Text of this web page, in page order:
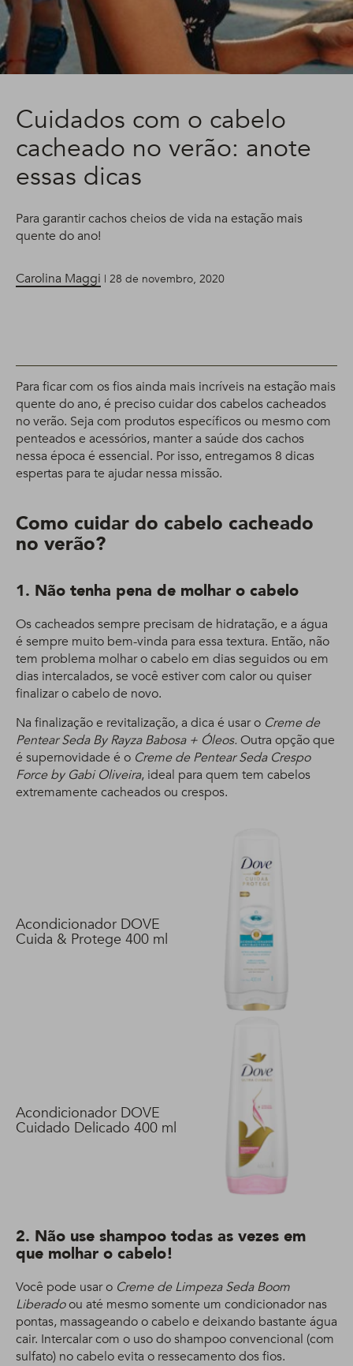
Cuidados com o cabelo
cacheado no verão: anote
essas dicas
Para garantir cachos cheios de vida na estação mais
quente do ano!
Carolina Maggi | 28 de novembro, 2020
Para ficar com os fios ainda mais incríveis na estação mais
quente do ano, é preciso cuidar dos cabelos cacheados
no verão. Seja com produtos específicos ou mesmo com
penteados e acessórios, manter a saúde dos cachos
nessa época é essencial. Por isso, entregamos 8 dicas
espertas para te ajudar nessa missão.
Como cuidar do cabelo cacheado
no verão?
1. Não tenha pena de molhar o cabelo
Os cacheados sempre precisam de hidratação, e a água
é sempre muito bem-vinda para essa textura. Então, não
tem problema molhar o cabelo em dias seguidos ou em
dias intercalados, se você estiver com calor ou quiser
finalizar o cabelo de novo.
Na finalização e revitalização, a dica é usar o Creme de
Pentear Seda By Rayza Babosa + Óleos. Outra opção que
é supernovidade é o Creme de Pentear Seda Crespo
Force by Gabi Oliveira, ideal para quem tem cabelos
extremamente cacheados ou crespos.
Acondicionador DOVE
Cuida & Protege 400 ml
Acondicionador DOVE
Cuidado Delicado 400 ml
2. Não use shampoo todas as vezes em
que molhar o cabelo!
Você pode usar o Creme de Limpeza Seda Boom
Liberadoou até mesmo somente um condicionador nas
pontas, massageando o cabelo e deixando bastante água
cair. Intercalar com o uso do shampoo convencional (com
sulfato) no cabelo evita o ressecamento dos fios.